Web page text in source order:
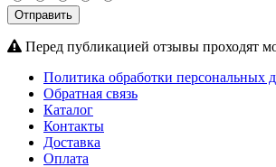
Отправить
Перед публикацией отзывы проходят
Политика обработки персональных
Обратная связь
Каталог
Контакты
Доставка
Оплата